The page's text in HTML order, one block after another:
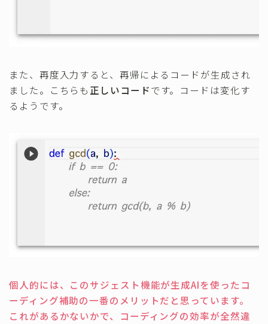
また、再度入力すると、再帰によるコードが生成され
ました。こちらも 正しいコードです。コードは変化す
るようです。
個人的には、このサジェスト機能が生成AIを使ったコ
ーディング補助の一番のメリットだと思っています。
これがあるかないかで、コーディングの効率が全然違